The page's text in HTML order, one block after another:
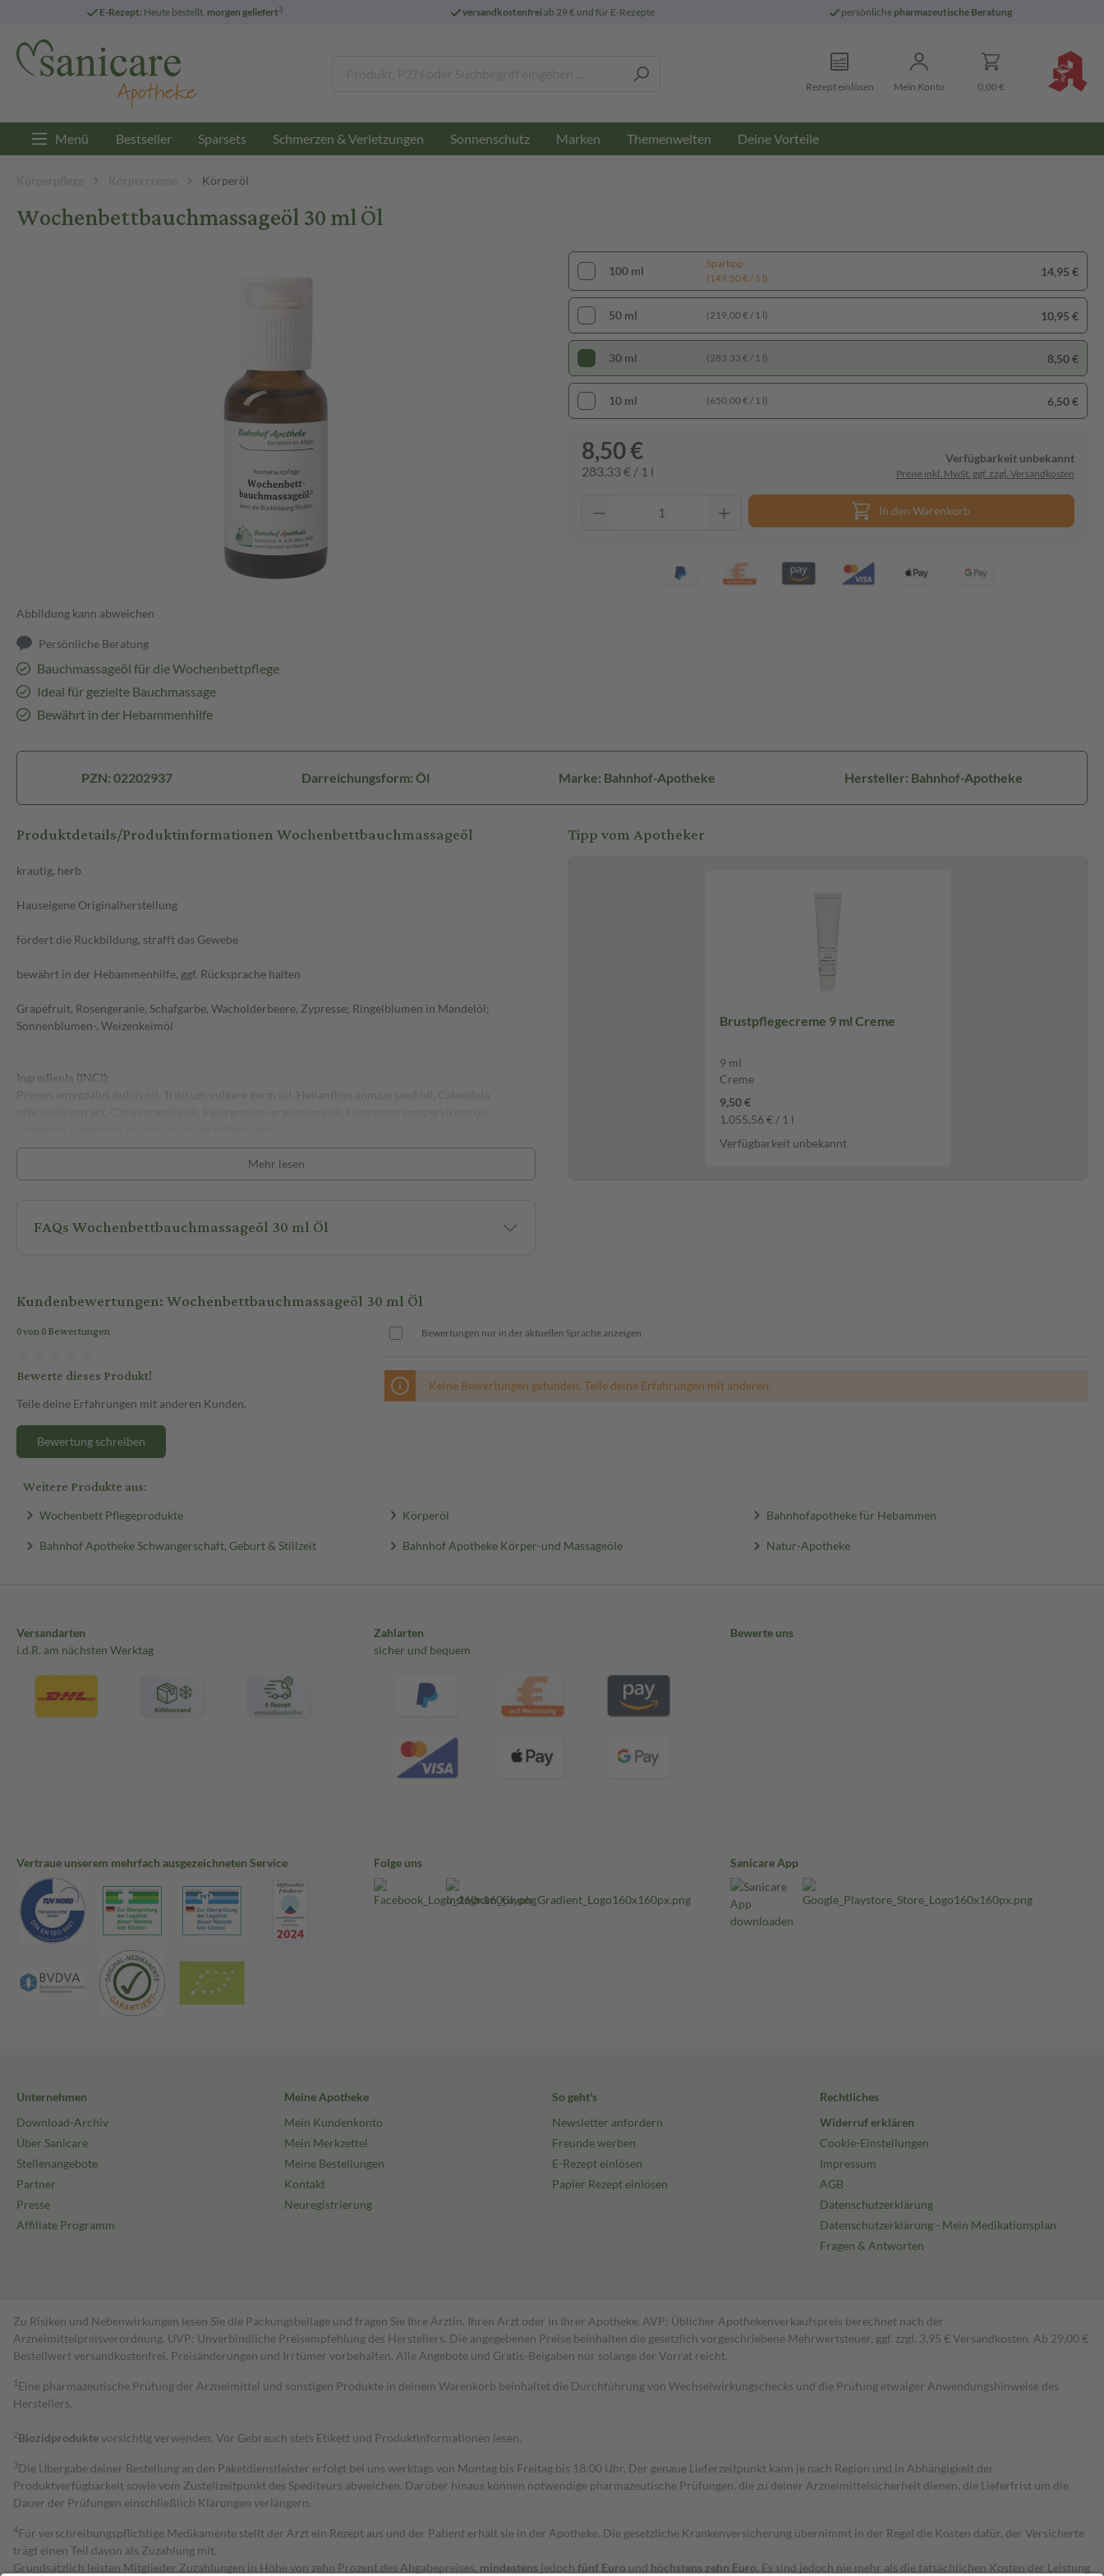
E-Rezept: Heute bestellt, morgen geliefert3 versandkostenfreiab 29 € und für E-Rezepte persönliche pharmazeutische Beratung
Rezept einlösen Mein Konto 0,00 €
Menü Bestseller Sparsets Schmerzen & Verletzungen Sonnenschutz Marken Themenwelten Deine Vorteile
Körperpflege Körpercreme Körperöl
Wochenbettbauchmassageöl 30 ml Öl
Abbildung kann abweichen
Persönliche Beratung
Bauchmassageöl für die Wochenbettpflege
Ideal für gezielte Bauchmassage
Bewährt in der Hebammenhilfe
100 ml
Spartipp
(149,50 € / 1 l)
14,95 €
50 ml (219,00 € / 1 l) 10,95 €
30 ml (283,33 € / 1 l) 8,50 €
10 ml (650,00 € / 1 l) 6,50 €
8,50 €
283,33 € / 1 l
Verfügbarkeit unbekannt
Preise inkl. MwSt. ggf. zzgl. Versandkosten
In den Warenkorb
PZN: 02202937 Darreichungsform: Öl Marke: Bahnhof-Apotheke Hersteller: Bahnhof-Apotheke
Produktdetails/Produktinformationen Wochenbettbauchmassageöl
krautig, herb
Hauseigene Originalherstellung
fördert die Rückbildung, strafft das Gewebe
bewährt in der Hebammenhilfe, ggf. Rücksprache halten
Grapefruit, Rosengeranie, Schafgarbe, Wacholderbeere, Zypresse; Ringelblumen in Mandelöl;
Sonnenblumen-, Weizenkeimöl
Ingredients (INCI):
Natürlich enthalten: Limonene, Linalool, Geraniol, Citronellol, Citral
Mehr lesen
FAQs Wochenbettbauchmassageöl 30 ml Öl
Tipp vom Apotheker
Brustpflegecreme 9 ml Creme
9 ml
Creme
9,50 €
1.055,56 € / 1 l
Verfügbarkeit unbekannt
Kundenbewertungen: Wochenbettbauchmassageöl 30 ml Öl
0 von 0 Bewertungen
Bewerte dieses Produkt!
Teile deine Erfahrungen mit anderen Kunden.
Bewertung schreiben
Bewertungen nur in der aktuellen Sprache anzeigen.
Keine Bewertungen gefunden. Teile deine Erfahrungen mit anderen.
Weitere Produkte aus:
Wochenbett Pflegeprodukte Körperöl Bahnhofapotheke für Hebammen
Bahnhof Apotheke Schwangerschaft, Geburt & Stillzeit Bahnhof Apotheke Körper-und Massageöle Natur-Apotheke
Versandarten
i.d.R. am nächsten Werktag
Zahlarten
sicher und bequem
Bewerte uns
Vertraue unserem mehrfach ausgezeichneten Service Folge uns Sanicare App
Unternehmen
Download-Archiv
Über Sanicare
Stellenangebote
Partner
Presse
Affiliate Programm
Meine Apotheke
Mein Kundenkonto
Mein Merkzettel
Meine Bestellungen
Kontakt
Neuregistrierung
So geht's
Newsletter anfordern
Freunde werben
E-Rezept einlösen
Papier Rezept einlösen
Rechtliches
Widerruf erklären
Cookie-Einstellungen
Impressum
AGB
Datenschutzerklärung
Datenschutzerklärung - Mein Medikationsplan
Fragen & Antworten
Zu Risiken und Nebenwirkungen lesen Sie die Packungsbeilage und fragen Sie Ihre Ärztin, Ihren Arzt oder in Ihrer Apotheke. AVP: Üblicher Apothekenverkaufspreis berechnet nach der
Arzneimittelpreisverordnung. UVP: Unverbindliche Preisempfehlung des Herstellers. Die angegebenen Preise beinhalten die gesetzlich vorgeschriebene Mehrwertsteuer, ggf. zzgl. 3,95 € Versandkosten. Ab 29,00 €
Bestell­wert versand­kosten­frei. Preisänderungen und Irrtümer vorbehalten. Alle Angebote und Gratis-Beigaben nur solange der Vorrat reicht.
1 Eine pharmazeutische Prüfung der Arzneimittel und sonstigen Produkte in deinem Warenkorb beinhaltet die Durchführung von Wechselwirkungschecks und die Prüfung etwaiger Anwendungshinweise des
Herstellers.
2Biozidproduktevorsichtig verwenden. Vor Gebrauch stets Etikett und Produktinformationen lesen.
3Die Übergabe deiner Bestellung an den Paketdienstleister erfolgt bei uns werktags von Montag bis Freitag bis 18:00 Uhr. Der genaue Lieferzeitpunkt kann je nach Region und in Abhängigkeit der
Produktverfügbarkeit sowie vom Zustellzeitpunkt des Spediteurs abweichen. Darüber hinaus können notwendige pharmazeutische Prüfungen, die zu deiner Arzneimittelsicherheit dienen, die Lieferfrist um die
Dauer der Prüfungen einschließlich Klärungen verlängern.
4Für verschreibungspflichtige Medikamente stellt der Arzt ein Rezept aus und der Patient erhält sie in der Apotheke. Die gesetzliche Krankenversicherung übernimmt in der Regel die Kosten dafür, der Versicherte
trägt einen Teil davon als Zuzahlung mit.
Grundsätzlich leisten Mitglieder Zuzahlungen in Höhe von zehn Prozent des Abgabepreises, mindestens jedoch fünf Euro und höchstens zehn Euro. Es sind jedoch nie mehr als die tatsächlichen Kosten der Leistung